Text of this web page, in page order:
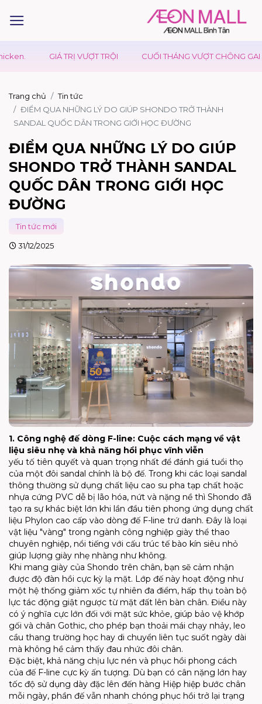
GIÁ TRỊ VƯỢT TRỘI CUỐI THÁNG VƯỢT CHÔNG GAI - CÓ UDON
Trang chủ
Tin tức
ĐIỂM QUA NHỮNG LÝ DO GIÚP SHONDO TRỞ THÀNH
SANDAL QUỐC DÂN TRONG GIỚI HỌC ĐƯỜNG
ĐIỂM QUA NHỮNG LÝ DO GIÚP
SHONDO TRỞ THÀNH SANDAL
QUỐC DÂN TRONG GIỚI HỌC
ĐƯỜNG
Tin tức mới
31/12/2025
1. Công nghệ đế dòng F-line: Cuộc cách mạng về vật
liệu siêu nhẹ và khả năng hồi phục vĩnh viễn
yếu tố tiên quyết và quan trọng nhất để đánh giá tuổi thọ
của một đôi sandal chính là bộ đế. Trong khi các loại sandal
thông thường sử dụng chất liệu cao su pha tạp chất hoặc
nhựa cứng PVC dễ bị lão hóa, nứt và nặng nề thì Shondo đã
tạo ra sự khác biệt lớn khi lần đầu tiên phong ứng dụng chất
liệu Phylon cao cấp vào dòng đế F-line trứ danh. Đây là loại
vật liệu "vàng" trong ngành công nghiệp giày thể thao
chuyên nghiệp, nổi tiếng với cấu trúc tế bào kín siêu nhỏ
giúp lượng giày nhẹ nhàng như không.
Khi mang giày của Shondo trên chân, bạn sẽ cảm nhận
được độ đàn hồi cực kỳ lạ mặt. Lớp đế này hoạt động như
một hệ thống giảm xốc tự nhiên đa điểm, hấp thụ toàn bộ
lực tác động giật ngược từ mặt đất lên bàn chân. Điều này
có ý nghĩa cực lớn đối với mặt sức khỏe, giúp bảo vệ khớp
gối và chân Gothic, cho phép bạn thoải mái chạy nhảy, leo
cầu thang trường học hay di chuyển liên tục suốt ngày dài
mà không hề cảm thấy đau nhức đôi chân.
Đặc biệt, khả năng chịu lực nén và phục hồi phong cách
của đế F-line cực kỳ ấn tượng. Dù bạn có cân nặng lớn hay
tốc độ sử dụng dày đặc lên đến hàng Hiệp hiệp bước chân
mỗi ngày, phần đế vẫn nhanh chóng phục hồi trở lại trạng